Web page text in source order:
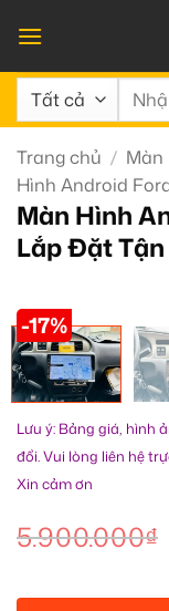
qua
nội
dung
Tìm
Trang chủ / Màn
Hình Android
Màn Hình
Lắp Đặt Tận
-17%
Lưu ý: Bảng giá, hình
đổi. Vui lòng liên hệ
Xin cảm ơn
5.900.000₫